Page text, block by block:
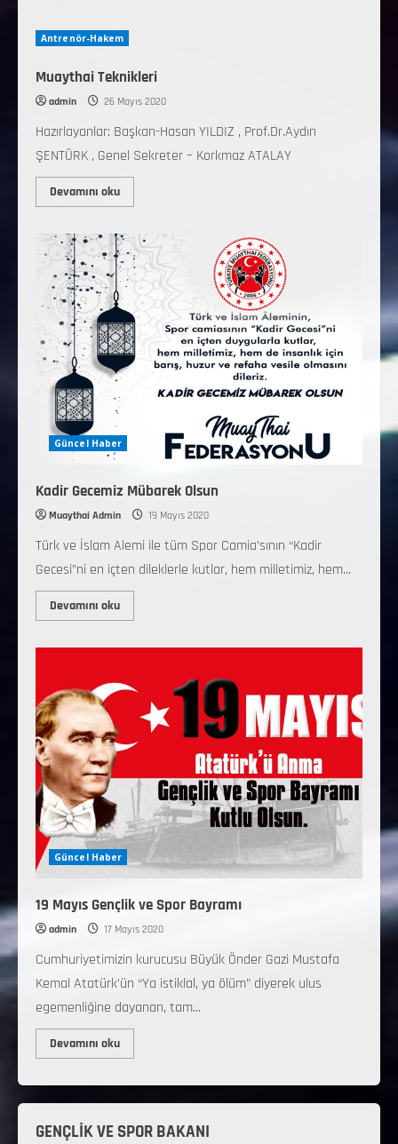
Antrenör-Hakem
Muaythai Teknikleri
admin 26 Mayıs 2020
Hazırlayanlar: Başkan-Hasan YILDIZ , Prof.Dr.Aydın
ŞENTÜRK , Genel Sekreter – Korkmaz ATALAY
Devamını oku
Güncel Haber
Kadir Gecemiz Mübarek Olsun
Muaythai Admin 19 Mayıs 2020
Türk ve İslam Alemi ile tüm Spor Camia’sının “Kadir
Gecesi”ni en içten dileklerle kutlar, hem milletimiz, hem...
Devamını oku
Güncel Haber
19 Mayıs Gençlik ve Spor Bayramı
admin 17 Mayıs 2020
Cumhuriyetimizin kurucusu Büyük Önder Gazi Mustafa
Kemal Atatürk’ün “Ya istiklal, ya ölüm” diyerek ulus
egemenliğine dayanan, tam...
Devamını oku
GENÇLİK VE SPOR BAKANI